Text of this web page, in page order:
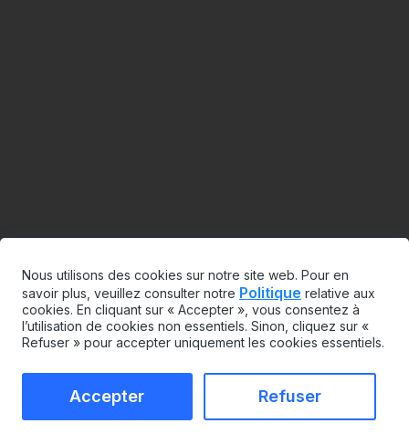
Nous utilisons des cookies sur notre site web. Pour en
savoir plus, veuillez consulter notre Politique relative aux
cookies. En cliquant sur « Accepter », vous consentez à
l’utilisation de cookies non essentiels. Sinon, cliquez sur «
Refuser » pour accepter uniquement les cookies essentiels.
Accepter Refuser